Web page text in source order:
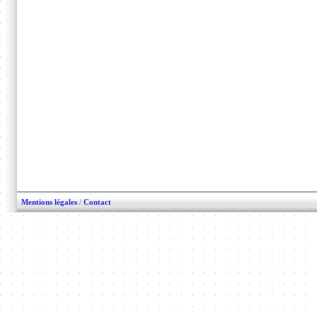
Mentions légales / Contact